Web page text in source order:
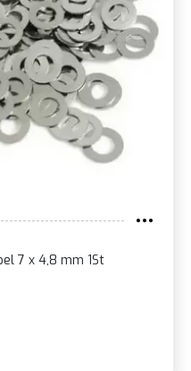
7 x 4,8 mm 1St